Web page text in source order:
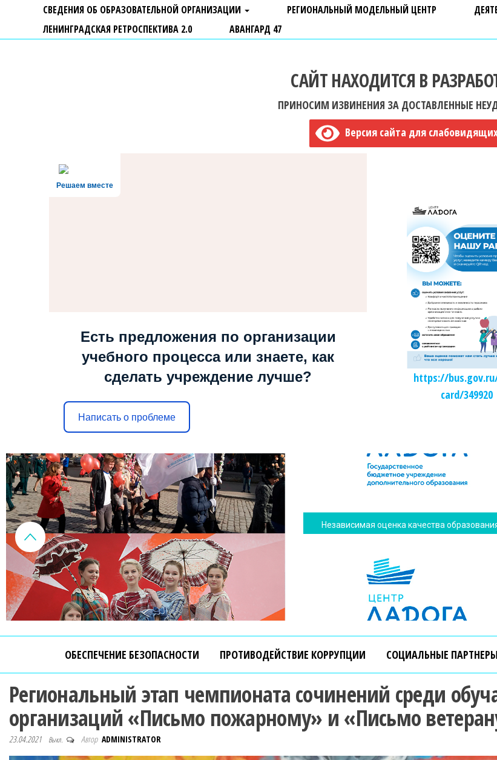
СВЕДЕНИЯ ОБ ОБРАЗОВАТЕЛЬНОЙ ОРГАНИЗАЦИИ РЕГИОНАЛЬНЫЙ МОДЕЛЬНЫЙ ЦЕНТР
ЛЕНИНГРАДСКАЯ РЕТРОСПЕКТИВА 2.0
АВАНГАРД 47
САЙТ НАХОДИТСЯ В
ПРИНОСИМ ИЗВИНЕНИЯ ЗА ДОСТАВЛЕННЫЕ
Версия сайта для
Решаем вместе
Есть предложения по организации
учебного процесса или знаете, как
сделать учреждение лучше?
Написать о проблеме
https://
card/349920
Независимая оценка качества образования
ОБЕСПЕЧЕНИЕ БЕЗОПАСНОСТИ ПРОТИВОДЕЙСТВИЕ КОРРУПЦИИ СОЦИАЛЬНЫЕ ПАРТНЕРЫ
Региональный этап чемпионата сочинений среди
организаций «Письмо пожарному» и «Письмо
23.04.2021 Выкл. Автор ADMINISTRATOR